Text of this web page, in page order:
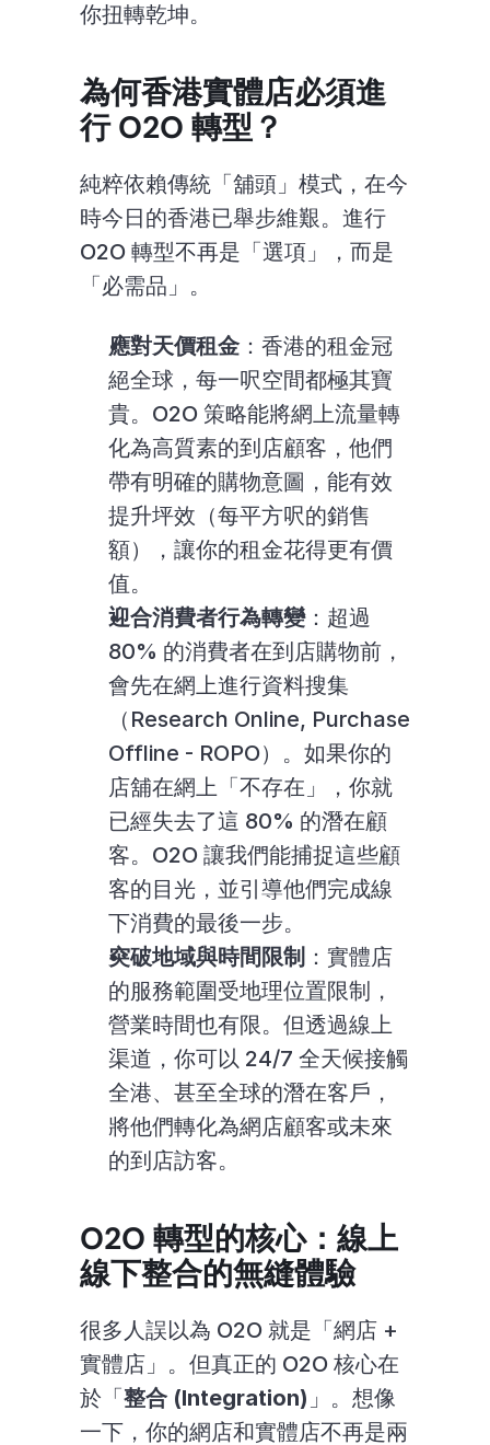
你扭轉乾坤。
為何香港實體店必須進
行 O2O 轉型？
純粹依賴傳統「舖頭」模式，在今
時今日的香港已舉步維艱。進行
O2O 轉型不再是「選項」，而是
「必需品」。
應對天價租金：香港的租金冠
絕全球，每一呎空間都極其寶
貴。O2O 策略能將網上流量轉
化為高質素的到店顧客，他們
帶有明確的購物意圖，能有效
提升坪效（每平方呎的銷售
額），讓你的租金花得更有價
值。
迎合消費者行為轉變：超過
80% 的消費者在到店購物前，
會先在網上進行資料搜集
（Research Online, Purchase
Offline - ROPO）。如果你的
店舖在網上「不存在」，你就
已經失去了這 80% 的潛在顧
客。O2O 讓我們能捕捉這些顧
客的目光，並引導他們完成線
下消費的最後一步。
突破地域與時間限制 ：實體店
的服務範圍受地理位置限制，
營業時間也有限。但透過線上
渠道，你可以 24/7 全天候接觸
全港、甚至全球的潛在客戶，
將他們轉化為網店顧客或未來
的到店訪客。
O2O 轉型的核心：線上
線下整合的無縫體驗
很多人誤以為 O2O 就是「網店 +
實體店」。但真正的 O2O 核心在
於「整合 (Integration) 」。想像
一下，你的網店和實體店不再是兩